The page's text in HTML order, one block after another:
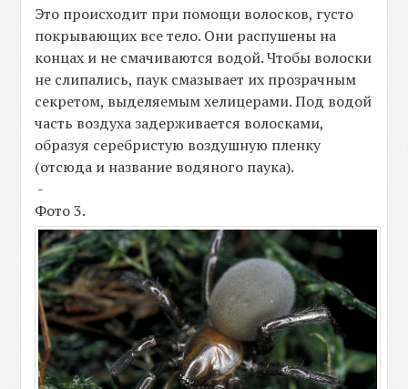
Это происходит при помощи волосков, густо
покрывающих все тело. Они распушены на
концах и не смачиваются водой. Чтобы волоски
не слипались, паук смазывает их прозрачным
секретом, выделяемым хелицерами. Под водой
часть воздуха задерживается волосками,
образуя серебристую воздушную пленку
(отсюда и название водяного паука).
-
Фото 3.